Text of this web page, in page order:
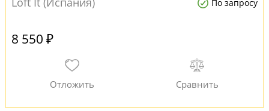
По запросу
8 550 ₽